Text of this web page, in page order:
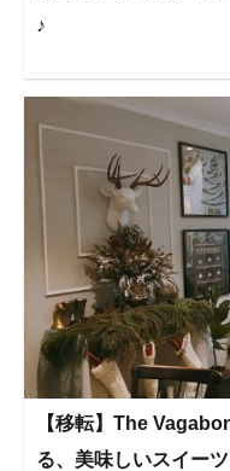
♪
【移転】The
る、美味しいスイー